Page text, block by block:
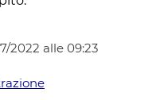
2022 alle 09:23